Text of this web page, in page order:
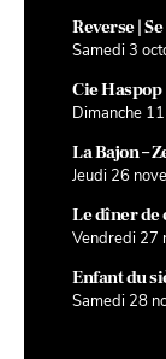
Reverse |
Samedi 3
Cie Haspop
Dimanche
La Bajon –
Jeudi 26
Le dîner de
Vendredi 27
Enfant du
Samedi 28